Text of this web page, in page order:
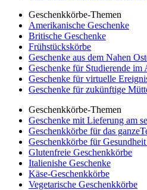
Geschenkkörbe-Themen
Amerikanische Geschenke
Britische Geschenke
Frühstückskörbe
Geschenke aus dem Nahen
Geschenke für Studierende im
Geschenke für virtuelle
Geschenke für zukünftige
Geschenkkörbe-Themen
Geschenke mit Lieferung am
Geschenkkörbe für das
Geschenkkörbe für
Glutenfreie Geschenkkörbe
Italienishe Geschenke
Käse-Geschenkkörbe
Vegetarische Geschenkkörbe